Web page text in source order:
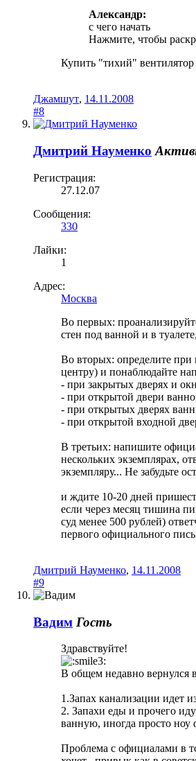
Александр:
с чего начать
Нажмите, чтобы
Купить "тихий" вентилятор
Джамшут, 14.11.2008
#8
Дмитрий Науменко
Регистрация:
27.12.07
Сообщения:
330
Лайки:
1
Адрес:
Москва
Во первых:
стен под ванной и в
Во вторых: определите при
центру) и понаблюдайте
- при закрытых дверях и
- при открытой двери
- при открытых дверях
- при открытой входной
В третьих: напишите
нескольких экземплярах,
экземпляру... Не забудьте
и ждите 10-20 дней
если через месяц тишина
суд менее 500 рублей)
первого официального
Дмитрий Науменко, 14.11.2008
#9
Вадим Гость
Здравствуйте!
В общем недавно вернулся
1.Запах канализации идет
2. Запахи еды и прочего
ванную, иногда просто ноу
Проблема с официалами в